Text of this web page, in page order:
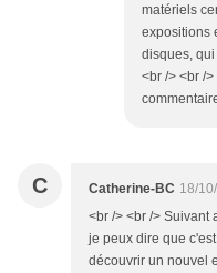
matériels
expositions
disques,
<br /> <br /
C Catherine-BC 18/
<br /> <br /> Suivant
je peux dire que
découvrir un nouvel